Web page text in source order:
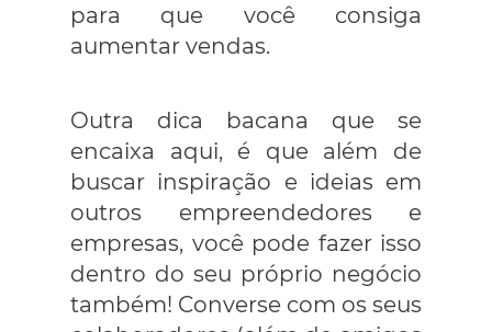
para que você consiga
aumentar vendas.
Outra dica bacana que se
encaixa aqui, é que além de
buscar inspiração e ideias em
outros empreendedores e
empresas, você pode fazer isso
dentro do seu próprio negócio
também! Converse com os seus